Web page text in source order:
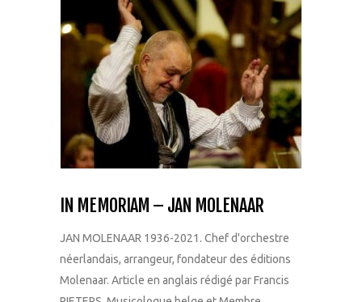
IN MEMORIAM – JAN MOLENAAR
JAN MOLENAAR 1936-2021. Chef d'orchestre
néerlandais, arrangeur, fondateur des éditions
Molenaar. Article en anglais rédigé par Francis